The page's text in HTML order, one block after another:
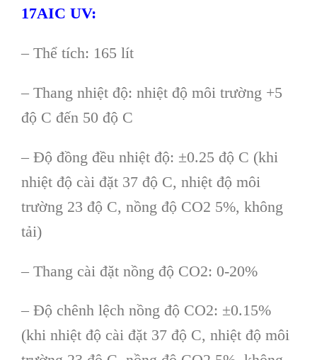
17AIC UV:
– Thể tích: 165 lít
– Thang nhiệt độ: nhiệt độ môi trường +5
độ C đến 50 độ C
– Độ đồng đều nhiệt độ: ±0.25 độ C (khi
nhiệt độ cài đặt 37 độ C, nhiệt độ môi
trường 23 độ C, nồng độ CO2 5%, không
tải)
– Thang cài đặt nồng độ CO2: 0-20%
– Độ chênh lệch nồng độ CO2: ±0.15%
(khi nhiệt độ cài đặt 37 độ C, nhiệt độ môi